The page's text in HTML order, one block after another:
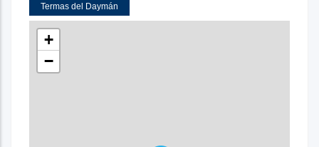
Termas del Daymán
+
−